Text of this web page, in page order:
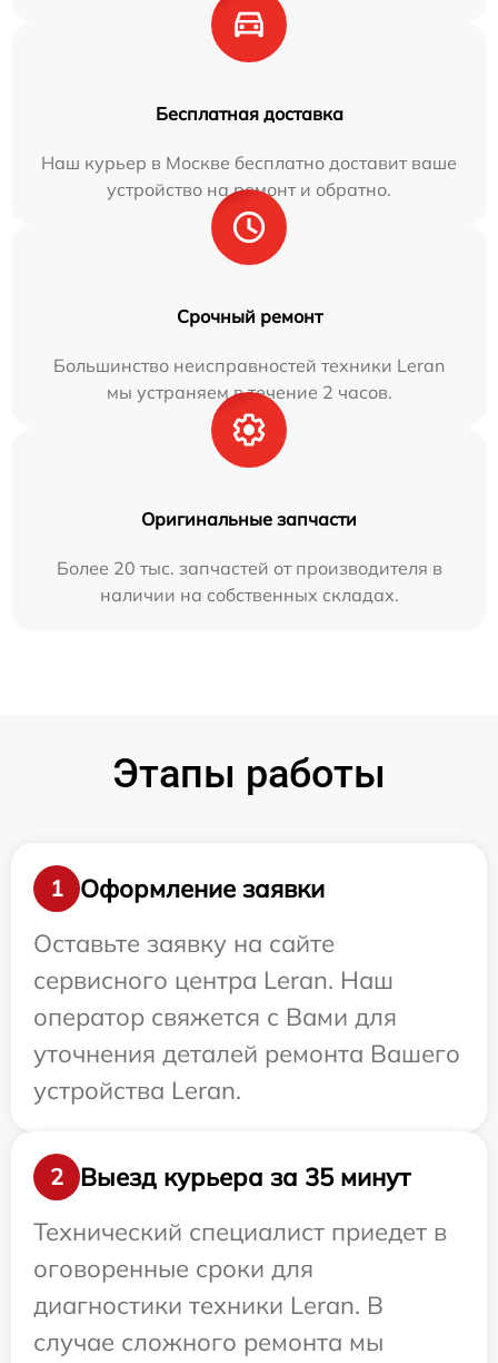
Бесплатная доставка
Наш курьер в Москве бесплатно доставит ваше
устройство на ремонт и обратно.
Срочный ремонт
Большинство неисправностей техники Leran
мы устраняем в течение 2 часов.
Оригинальные запчасти
Более 20 тыс. запчастей от производителя в
наличии на собственных складах.
Этапы работы
1
Оформление заявки
Оставьте заявку на сайте
сервисного центра Leran. Наш
оператор свяжется с Вами для
уточнения деталей ремонта Вашего
устройства Leran.
2
Выезд курьера за 35 минут
Технический специалист приедет в
оговоренные сроки для
диагностики техники Leran. В
случае сложного ремонта мы